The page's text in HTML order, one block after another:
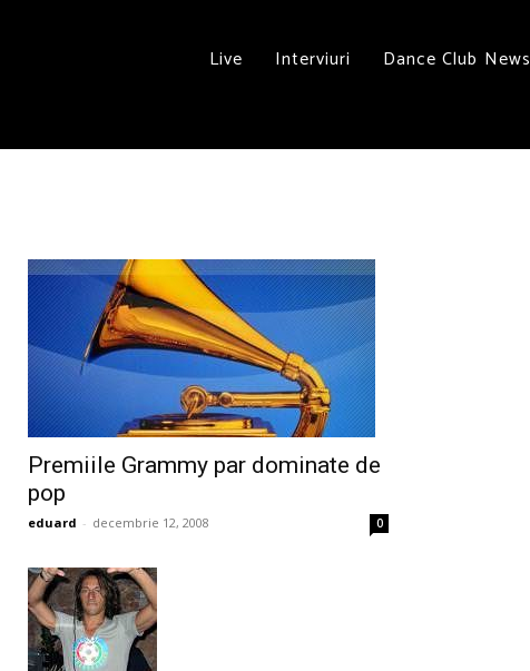
Live Interviuri Dance Club News
Premiile Grammy par dominate de
pop
eduard - decembrie 12, 2008 0